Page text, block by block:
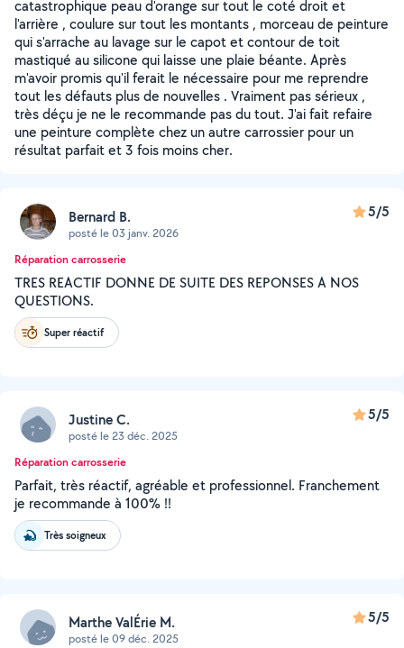
catastrophique peau d'orange sur tout le coté droit et
l'arrière , coulure sur tout les montants , morceau de peinture
qui s'arrache au lavage sur le capot et contour de toit
mastiqué au silicone qui laisse une plaie béante. Après
m'avoir promis qu'il ferait le nécessaire pour me reprendre
tout les défauts plus de nouvelles . Vraiment pas sérieux ,
très déçu je ne le recommande pas du tout. J'ai fait refaire
une peinture complète chez un autre carrossier pour un
résultat parfait et 3 fois moins cher.
Bernard B.
posté le 03 janv. 2026
5/5
Réparation carrosserie
TRES REACTIF DONNE DE SUITE DES REPONSES A NOS
QUESTIONS.
Super réactif
Justine C.
posté le 23 déc. 2025
5/5
Réparation carrosserie
Parfait, très réactif, agréable et professionnel. Franchement
je recommande à 100% !!
Très soigneux
Marthe ValÉrie M.
posté le 09 déc. 2025
5/5